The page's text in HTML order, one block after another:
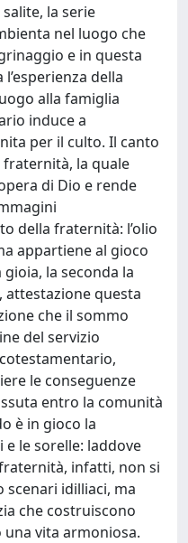
la serie
nel luogo che
e in questa
della
alla famiglia
induce a
per il culto. Il canto
fraternità, la quale
di Dio e rende
della fraternità: l’olio
appartiene al gioco
la seconda la
questa
che il sommo
del servizio
le conseguenze
entro la comunità
è in gioco la
le sorelle: laddove
infatti, non si
idilliaci, ma
che costruiscono
vita armoniosa.